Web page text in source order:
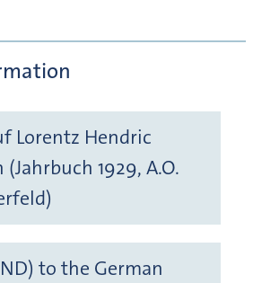
Lorentz Hendric
1929, A.O.
to the German